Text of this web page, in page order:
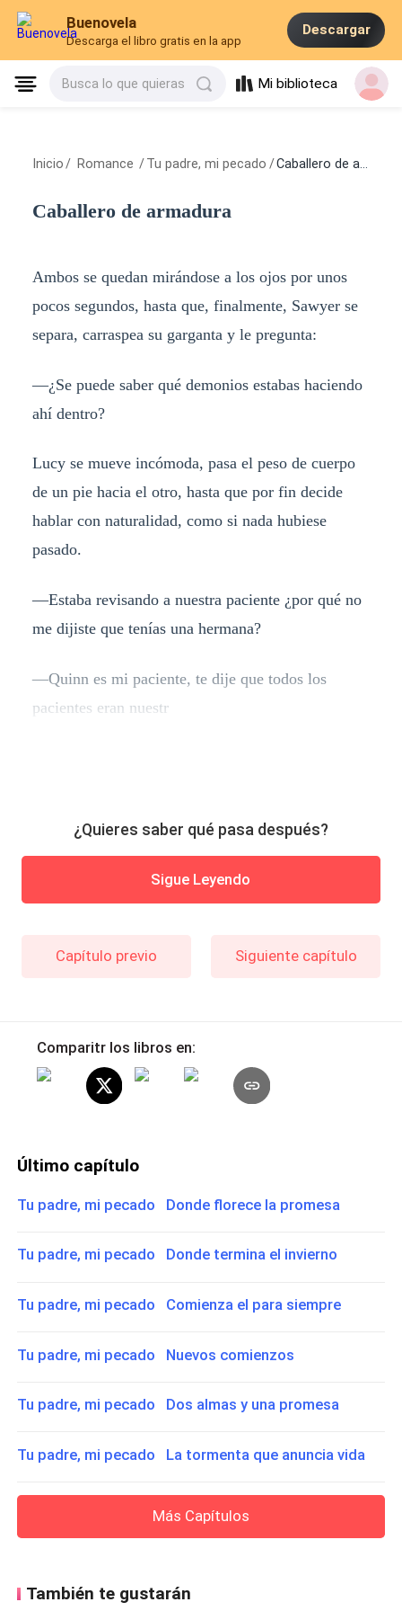
Buenovela
Descarga el libro gratis en la app
Descargar
Busca lo que quieras Mi biblioteca
Inicio / Romance /Tu padre, mi pecado /Caballero de armadura
Caballero de armadura
Ambos se quedan mirándose a los ojos por unos
pocos segundos, hasta que, finalmente, Sawyer se
separa, carraspea su garganta y le pregunta:
—¿Se puede saber qué demonios estabas haciendo
ahí dentro?
Lucy se mueve incómoda, pasa el peso de cuerpo
de un pie hacia el otro, hasta que por fin decide
hablar con naturalidad, como si nada hubiese
pasado.
—Estaba revisando a nuestra paciente ¿por qué no
me dijiste que tenías una hermana?
—Quinn es mi paciente, te dije que todos los
pacientes eran nuestr
¿Quieres saber qué pasa después?
Sigue Leyendo
Capítulo previo Siguiente capítulo
Comparitr los libros en:
Último capítulo
Tu padre, mi pecado Donde florece la promesa
Tu padre, mi pecado Donde termina el invierno
Tu padre, mi pecado Comienza el para siempre
Tu padre, mi pecado Nuevos comienzos
Tu padre, mi pecado Dos almas y una promesa
Tu padre, mi pecado La tormenta que anuncia vida
Más Capítulos
También te gustarán